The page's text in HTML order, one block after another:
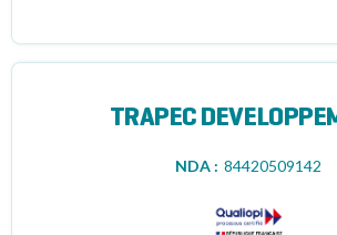
TRAPEC
NDA : 84420509142